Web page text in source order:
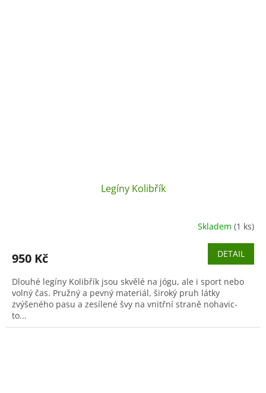
Legíny Kolibřík
Skladem (1 ks)
950 Kč DETAIL
Dlouhé legíny Kolibřík jsou skvělé na jógu, ale i sport nebo
volný čas. Pružný a pevný materiál, široký pruh látky
zvýšeného pasu a zesílené švy na vnitřní straně nohavic-
to...